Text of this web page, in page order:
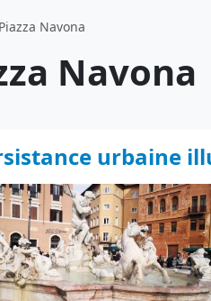
Piazza Navona
Navona
urbaine